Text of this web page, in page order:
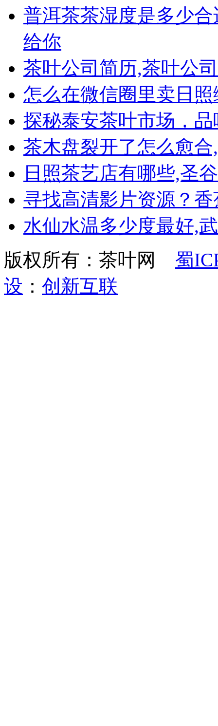
普洱茶茶湿度是多少
给你
茶叶公司简历,茶叶公
怎么在微信圈里卖日
探秘泰安茶叶市场，
茶木盘裂开了怎么愈
日照茶艺店有哪些,圣
寻找高清影片资源？
水仙水温多少度最好,
版权所有：茶叶网 蜀
设 ： 创新互联